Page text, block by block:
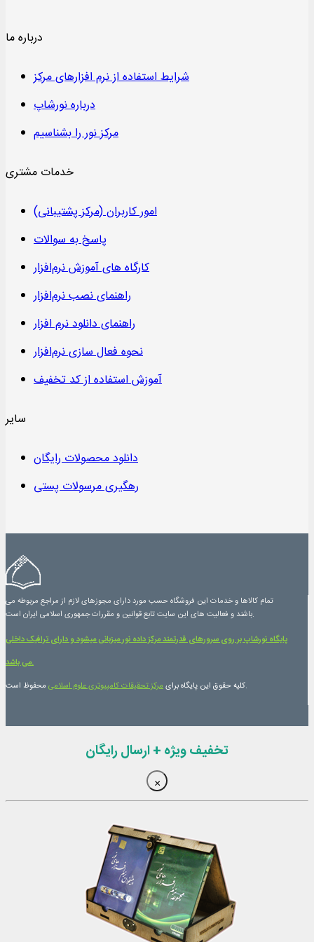
درباره ما
شرایط استفاده از نرم افزارهای مرکز
درباره نورشاپ
مرکز نور را بشناسیم
خدمات مشتری
امور کاربران (مرکز پشتیبانی)
پاسخ به سوالات
کارگاه های آموزش نرم‌افزار
راهنمای نصب نرم‌افزار
راهنمای دانلود نرم افزار
نحوه فعال سازی نرم‌افزار
آموزش استفاده از کد تخفیف
سایر
دانلود محصولات رایگان
رهگیری مرسولات پستی
تمام کالاها و خدمات این فروشگاه حسب مورد دارای مجوزهای لازم از مراجع مربوطه می
باشند و فعالیت های این سایت تابع قوانین و مقررات جمهوری اسلامی ایران است.
پایگاه نورشاپ بر روی سرورهای قدرتمند مرکز داده نور میزبانی میشود و دارای ترافیک داخلی
می باشد.
کلیه حقوق این پایگاه برایمرکز تحقیقات کامپیوتری علوم اسلامی محفوظ است.
تخفیف ویژه + ارسال رایگان
×